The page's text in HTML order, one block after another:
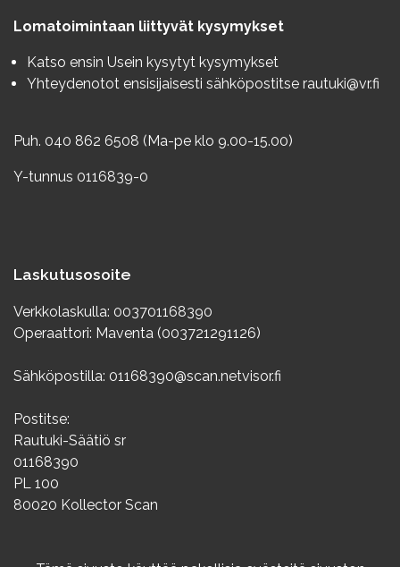
Lomatoimintaan liittyvät kysymykset
Katso ensin Usein kysytyt kysymykset
Yhteydenotot ensisijaisesti sähköpostitse rautuki@vr.fi
Puh. 040 862 6508 (Ma-pe klo 9.00-15.00)
Y-tunnus 0116839-0
Laskutusosoite
Verkkolaskulla: 003701168390
Operaattori: Maventa (003721291126)
Sähköpostilla: 01168390@scan.netvisor.fi
Postitse:
Rautuki-Säätiö sr
01168390
PL 100
80020 Kollector Scan